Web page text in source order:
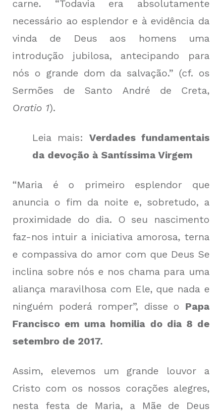
carne. “Todavia era absolutamente
necessário ao esplendor e à evidência da
vinda de Deus aos homens uma
introdução jubilosa, antecipando para
nós o grande dom da salvação.” (cf. os
Sermões de Santo André de Creta,
Oratio 1).
Leia mais: Verdades fundamentais
da devoção à Santíssima Virgem
“Maria é o primeiro esplendor que
anuncia o fim da noite e, sobretudo, a
proximidade do dia. O seu nascimento
faz-nos intuir a iniciativa amorosa, terna
e compassiva do amor com que Deus Se
inclina sobre nós e nos chama para uma
aliança maravilhosa com Ele, que nada e
ninguém poderá romper”, disse o Papa
Francisco em uma homilia do dia 8 de
setembro de 2017.
Assim, elevemos um grande louvor a
Cristo com os nossos corações alegres,
nesta festa de Maria, a Mãe de Deus